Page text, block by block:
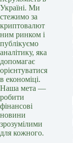
Україні. Ми
стежимо за
криптовалют
ним ринком і
публікуємо
аналітику, яка
допомагає
орієнтуватися
в економіці.
Наша мета —
робити
фінансові
новини
зрозумілими
для кожного.